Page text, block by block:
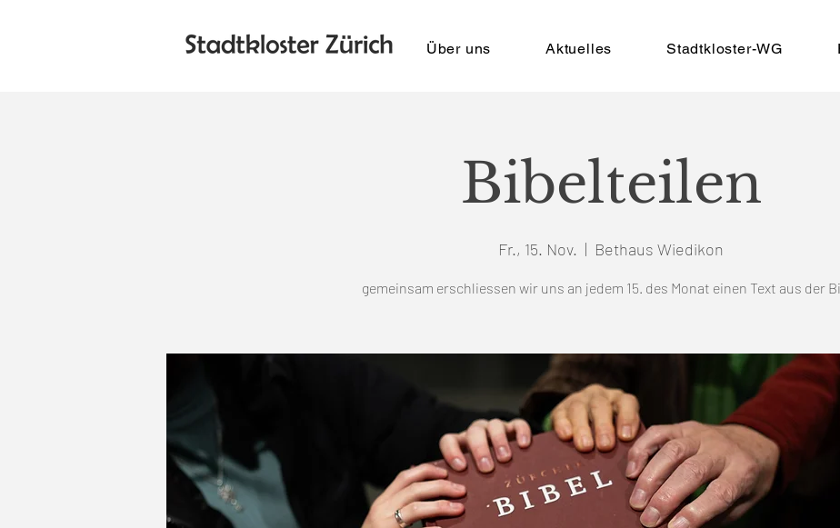
Über uns Aktuelles Stadtkloster-WG
Bibelteilen
Fr., 15. Nov.
  |
Bethaus Wiedikon
gemeinsam erschliessen wir uns an jedem 15. des Monat einen Text aus der